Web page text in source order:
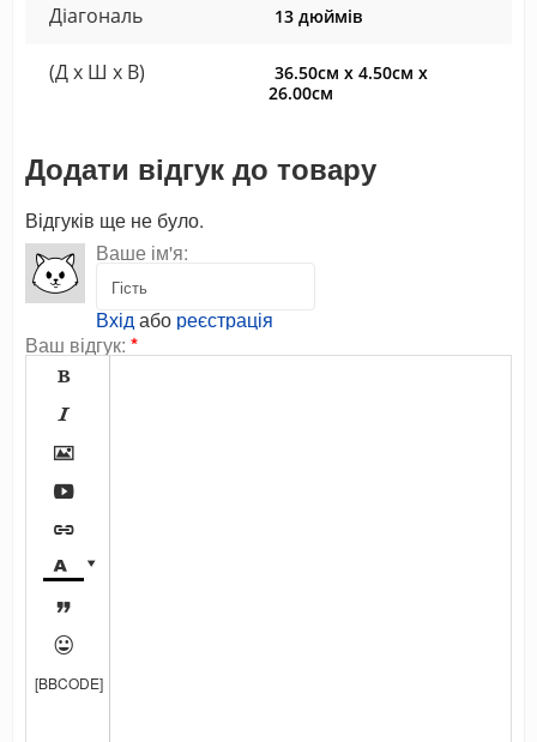
Діагональ 13 дюймів
(Д x Ш x В)
36.50см x 4.50см x
26.00см
Додати відгук до товару
Відгуків ще не було.
Ваше ім'я:
Вхідабо реєстрація
Ваш відгук: *









[BBCODE]